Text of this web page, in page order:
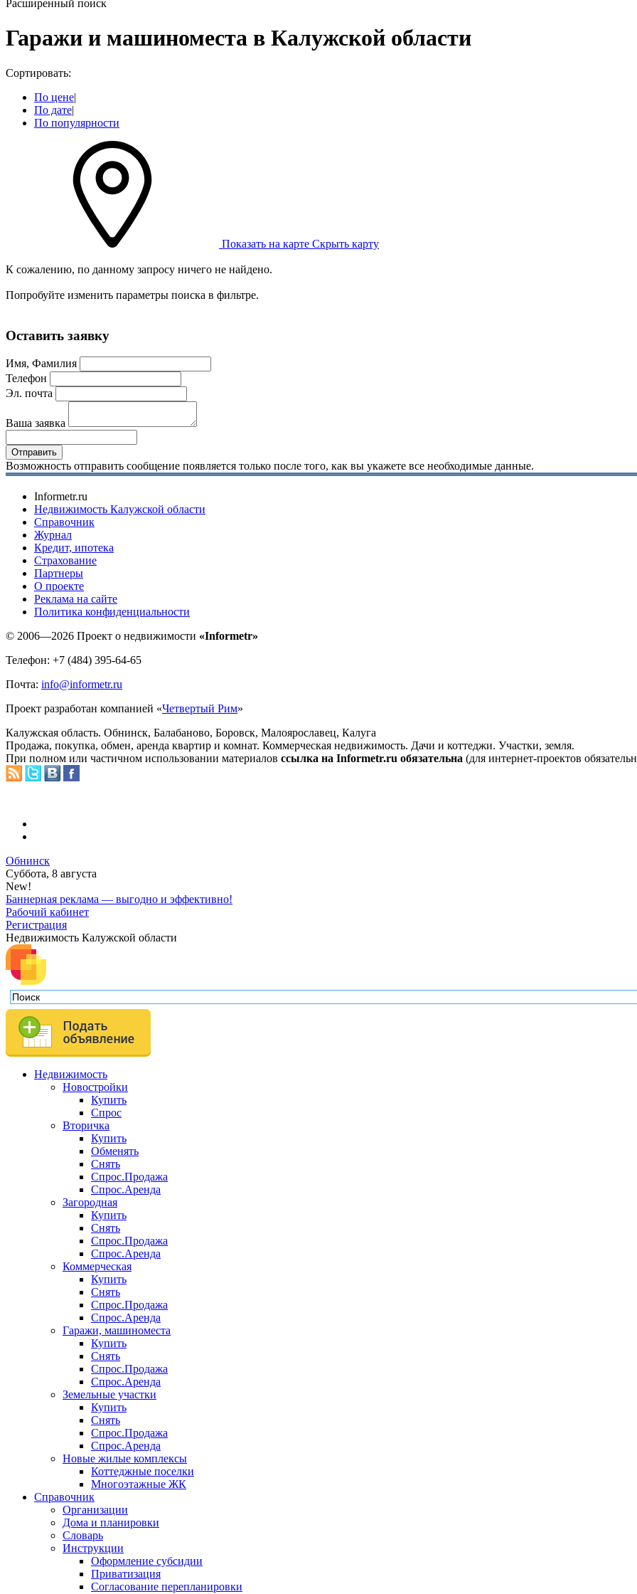
Расширенный поиск
Гаражи и машиноместа в Калужской области
Сортировать:
По цене|
По дате|
По популярности
Показать на карте Скрыть карту
К сожалению, по данному запросу ничего не найдено.
Попробуйте изменить параметры поиска в фильтре.
Оставить заявку
Имя, Фамилия
Телефон
Эл. почта
Ваша заявка
Возможность отправить сообщение появляется только после того, как вы укажете все необходимые данные.
Informetr.ru
Недвижимость Калужской области
Справочник
Журнал
Кредит, ипотека
Страхование
Партнеры
O проекте
Реклама на сайте
Политика конфиденциальности
© 2006—2026 Проект о недвижимости «Informetr»
Телефон: +7 (484) 395-64-65
Почта: info@informetr.ru
Проект разработан компанией «Четвертый Рим»
Калужская область. Обнинск, Балабаново, Боровск, Малоярославец, Калуга
Продажа, покупка, обмен, аренда квартир и комнат. Коммерческая недвижимость. Дачи и коттеджи. Участки, земля.
При полном или частичном использовании материалов ссылка на Informetr.ru обязательна (для интернет-проектов
Обнинск
Суббота, 8 августа
New!
Баннерная реклама — выгодно и эффективно!
Рабочий кабинет
Регистрация
Недвижимость Калужской области
Недвижимость
Новостройки
Купить
Спрос
Вторичка
Купить
Обменять
Снять
Спрос.Продажа
Спрос.Аренда
Загородная
Купить
Снять
Спрос.Продажа
Спрос.Аренда
Коммерческая
Купить
Снять
Спрос.Продажа
Спрос.Аренда
Гаражи, машиноместа
Купить
Снять
Спрос.Продажа
Спрос.Аренда
Земельные участки
Купить
Снять
Спрос.Продажа
Спрос.Аренда
Новые жилые комплексы
Коттеджные поселки
Многоэтажные ЖК
Справочник
Организации
Дома и планировки
Словарь
Инструкции
Оформление субсидии
Приватизация
Согласование перепланировки